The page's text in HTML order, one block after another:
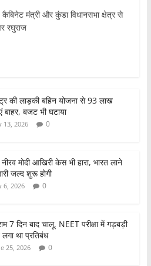
मंत्री और कुंडा विधानसभा क्षेत्र से
रघुराज
ar
e की लाड़की बहिन योजना से 93 लाख
बाहर, बजट भी घटाया
13, 2026 0
नीरव मोदी आखिरी केस भी हारा, भारत लाने
जल्द शुरू होगी
6, 2026 0
7 दिन बाद चालू, NEET परीक्षा में गड़बड़ी
था प्रतिबंध
25, 2026 0